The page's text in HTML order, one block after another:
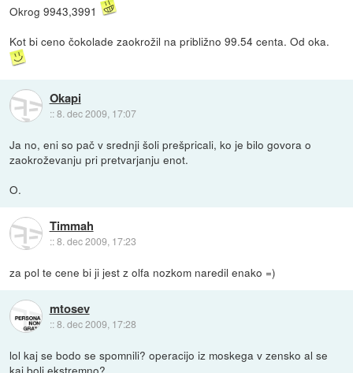
Okrog 9943,3991
Kot bi ceno čokolade zaokrožil na približno 99.54 centa. Od oka.
Okapi
::8. dec 2009, 17:07
Ja no, eni so pač v srednji šoli prešpricali, ko je bilo govora o
zaokroževanju pri pretvarjanju enot.
O.
Timmah
::8. dec 2009, 17:23
za pol te cene bi ji jest z olfa nozkom naredil enako =)
mtosev
::8. dec 2009, 17:28
lol kaj se bodo se spomnili? operacijo iz moskega v zensko al se